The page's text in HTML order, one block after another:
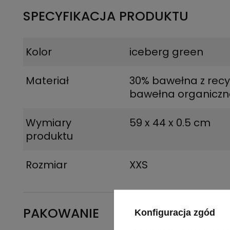
SPECYFIKACJA PRODUKTU
Kolor
iceberg green
Materiał
30% bawełna z
bawełna
Wymiary
produktu
59 x 44 x 0.5 cm
Rozmiar XXS
PAKOWANIE Konfiguracja zgód